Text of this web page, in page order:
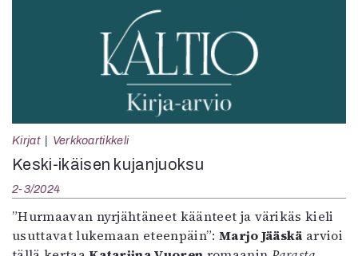
Kirjat Verkkoartikkeli
Keski-ikäisen kujanjuoksu
2-3/2024
”Hurmaavan nyrjähtäneet käänteet ja värikäs kieli
usuttavat lukemaan eteenpäin”: Marjo Jääskä arvioi